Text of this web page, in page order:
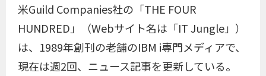
米Guild Companies社の「THE FOUR
HUNDRED」（Webサイト名は「IT Jungle」）
は、1989年創刊の老舗のIBM i専門メディアで、
現在は週2回、ニュース記事を更新している。